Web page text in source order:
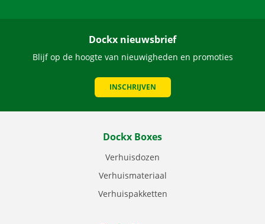
Dockx nieuwsbrief
Blijf op de hoogte van nieuwigheden en promoties
INSCHRIJVEN
Dockx Boxes
Verhuisdozen
Verhuismateriaal
Verhuispakketten